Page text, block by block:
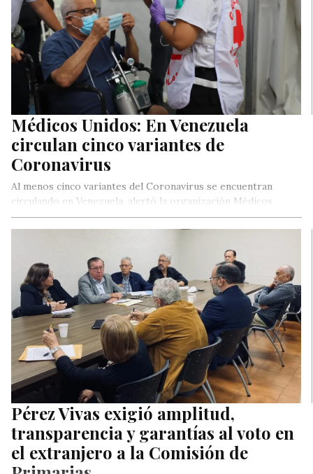
Médicos Unidos: En Venezuela
circulan cinco variantes de
Coronavirus
Al menos cinco variantes del Coronavirus se encuentran
circulando en Venezuela, alertó la organización Médicos
Unidos de Venezuela, quienes agregaron…
Pérez Vivas exigió amplitud,
transparencia y garantías al voto en
el extranjero a la Comisión de